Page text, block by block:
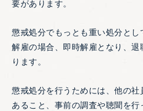
要があります。
懲戒処分でもっとも重い処分と
解雇の場合、即時解雇となり、
ります。
懲戒処分を行うためには、他の
あること、事前の調査や聴聞を行